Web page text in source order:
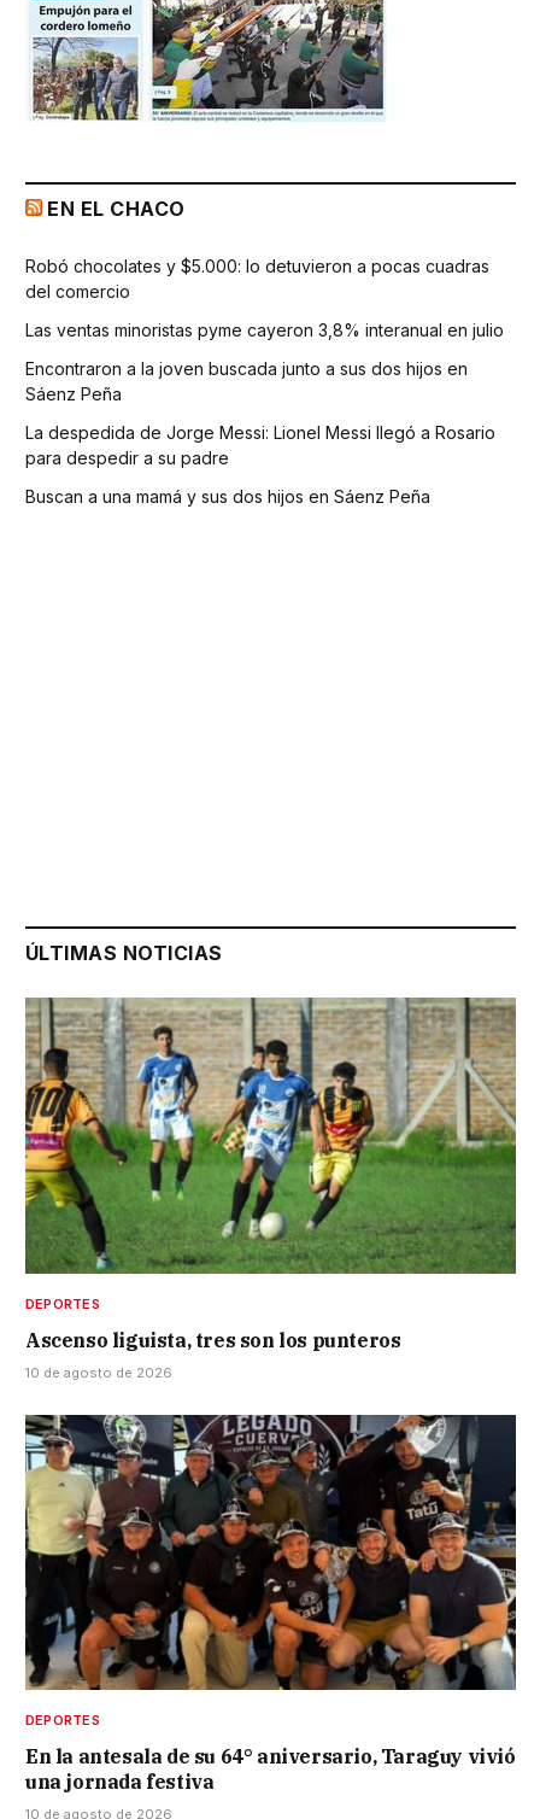
EN EL CHACO
Robó chocolates y $5.000: lo detuvieron a pocas cuadras
del comercio
Las ventas minoristas pyme cayeron 3,8% interanual en julio
Encontraron a la joven buscada junto a sus dos hijos en
Sáenz Peña
La despedida de Jorge Messi: Lionel Messi llegó a Rosario
para despedir a su padre
Buscan a una mamá y sus dos hijos en Sáenz Peña
ÚLTIMAS NOTICIAS
DEPORTES
Ascenso liguista, tres son los punteros
10 de agosto de 2026
DEPORTES
En la antesala de su 64° aniversario, Taraguy vivió
una jornada festiva
10 de agosto de 2026